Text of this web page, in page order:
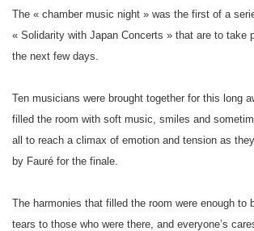
The « chamber music night » was the first of a
« Solidarity with Japan Concerts » that are to take
the next few days.
Ten musicians were brought together for this long
filled the room with soft music, smiles and
all to reach a climax of emotion and tension as
by Fauré for the finale.
The harmonies that filled the room were enough to
tears to those who were there, and everyone’s